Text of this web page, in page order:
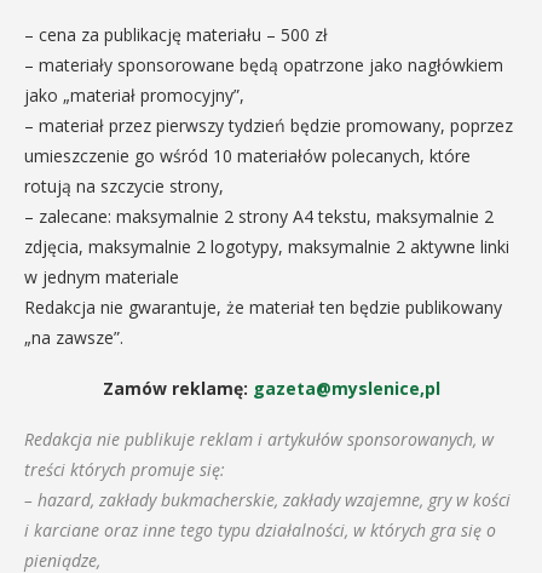
– cena za publikację materiału – 500 zł
– materiały sponsorowane będą opatrzone jako nagłówkiem
jako „materiał promocyjny”,
– materiał przez pierwszy tydzień będzie promowany, poprzez
umieszczenie go wśród 10 materiałów polecanych, które
rotują na szczycie strony,
– zalecane: maksymalnie 2 strony A4 tekstu, maksymalnie 2
zdjęcia, maksymalnie 2 logotypy, maksymalnie 2 aktywne linki
w jednym materiale
Redakcja nie gwarantuje, że materiał ten będzie publikowany
„na zawsze”.
Zamów reklamę: gazeta@myslenice,pl
Redakcja nie publikuje reklam i artykułów sponsorowanych, w
treści których promuje się:
– hazard, zakłady bukmacherskie, zakłady wzajemne, gry w kości
i karciane oraz inne tego typu działalności, w których gra się o
pieniądze,